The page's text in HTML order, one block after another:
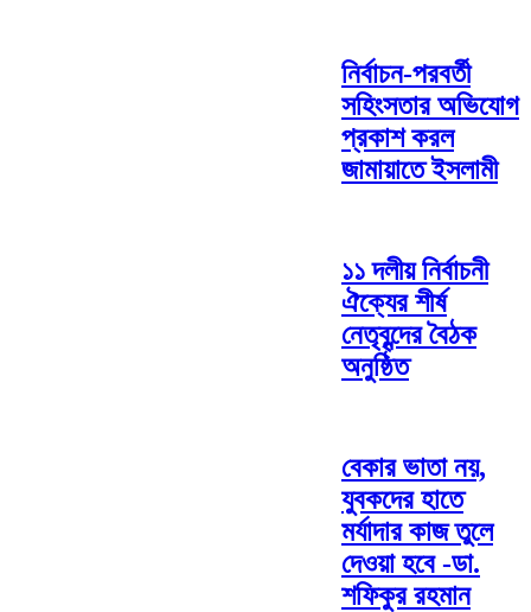
নির্বাচন-পরবর্তী
সহিংসতার অভিযোগ
প্রকাশ করল
জামায়াতে ইসলামী
১১ দলীয় নির্বাচনী
ঐক্যের শীর্ষ
নেতৃবৃন্দের বৈঠক
অনুষ্ঠিত
বেকার ভাতা নয়,
যুবকদের হাতে
মর্যাদার কাজ তুলে
দেওয়া হবে -ডা.
শফিকুর রহমান